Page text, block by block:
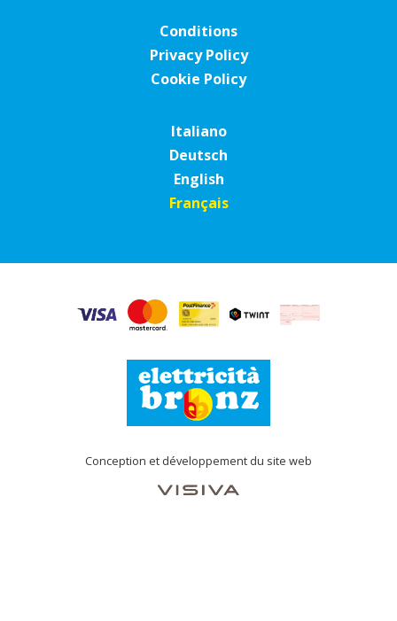
Conditions
Privacy Policy
Cookie Policy
Italiano
Deutsch
English
Français
Conception et développement du site web